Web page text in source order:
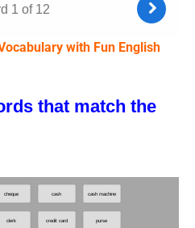
with Fun English
that match the